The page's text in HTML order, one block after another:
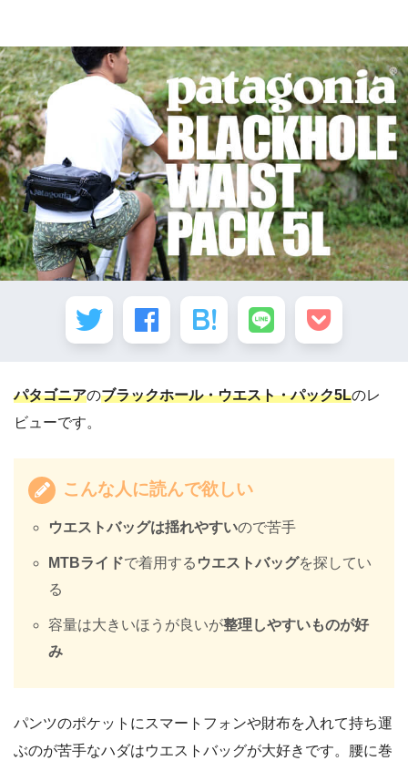
パタゴニアのブラックホール・ウエスト・パック5Lのレ
ビューです。
こんな人に読んで欲しい
ウエストバッグは揺れやすいので苦手
MTBライドで着用する ウエストバッグを探してい
る
容量は大きいほうが良いが整理しやすいものが好
み
パンツのポケットにスマートフォンや財布を入れて持ち運
ぶのが苦手なハダはウエストバッグが大好きです。腰に巻